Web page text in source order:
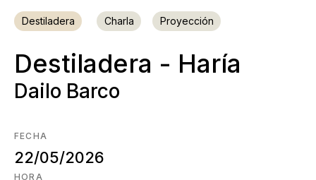
Destiladera Charla Proyección
Destiladera - Haría
Dailo Barco
FECHA
22/05/2026
HORA